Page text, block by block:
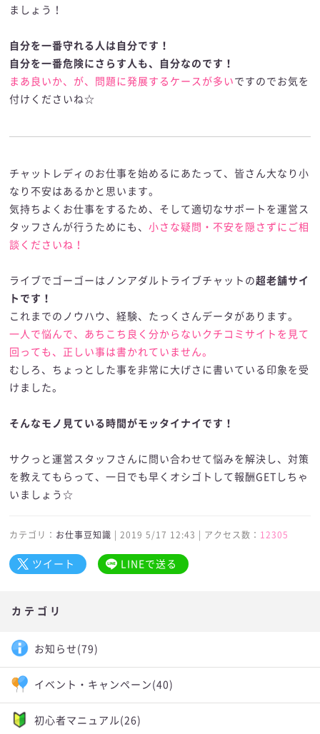
ましょう！
自分を一番守れる人は自分です！
自分を一番危険にさらす人も、自分なのです！
まあ良いか、が、問題に発展するケースが多い ですのでお気を
付けくださいね☆
チャットレディのお仕事を始めるにあたって、皆さん大なり小
なり不安はあるかと思います。
気持ちよくお仕事をするため、そして適切なサポートを運営ス
タッフさんが行うためにも、小さな疑問・不安を隠さずにご相
談くださいね！
ライブでゴーゴーはノンアダルトライブチャットの超老舗サイ
トです！
これまでのノウハウ、経験、たっくさんデータがあります。
一人で悩んで、あちこち良く分からないクチコミサイトを見て
回っても、正しい事は書かれていません。
むしろ、ちょっとした事を非常に大げさに書いている印象を受
けました。
そんなモノ見ている時間がモッタイナイです！
サクっと運営スタッフさんに問い合わせて悩みを解決し、対策
を教えてもらって、一日でも早くオシゴトして報酬GETしちゃ
いましょう☆
カテゴリ： お仕事豆知識 | 2019 5/17 12:43 | アクセス数： 12305
ツイート LINEで送る
カテゴリ
お知らせ (79)
イベント・キャンペーン (40)
初心者マニュアル(26)